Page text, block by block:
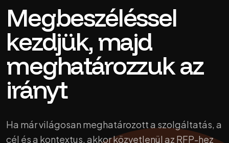
Megbeszéléssel
kezdjük, majd
meghatározzuk az
irányt
Ha már világosan meghatározott a szolgáltatás, a
cél és a kontextus, akkor közvetlenül az RFP-hez